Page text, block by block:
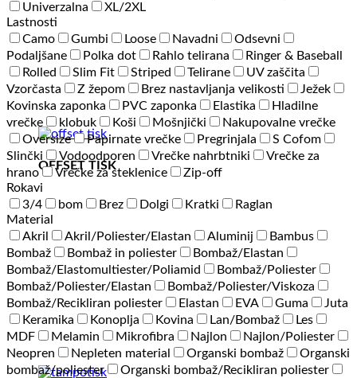
OFFSET TISK
Univerzalna
XL/2XL
Lastnosti
Camo
Gumbi Loose Navadni
Odsevni
Podaljšane
Polka dot Rahlo telirana
Ringer & Baseball
Rolled
Slim Fit Striped Telirane
UV zaščita
Vzorčasta
Z žepom Brez nastavljanja velikosti
Ježek
Kovinska zaponka
PVC zaponka Elastika
Hladilne
vrečke
klobuk Koši Mošnjički
Nakupovalne vrečke
Oversize
Papirnate vrečke Pregrinjala
S Cofom
Slinčki
Vodoodporen Vrečke nahrbtniki
Vrečke za
hrano
Vrečke za steklenice
Zip-off
Rokavi
3/4
bom Brez Dolgi Kratki
Raglan
Material
Akril
Akril/Poliester/Elastan Aluminij
Bambus
Bombaž
Bombaž in poliester
Bombaž/Elastan
Bombaž/Elastomultiester/Poliamid
Bombaž/Poliester
Bombaž/Poliester/Elastan
Bombaž/Poliester/Viskoza
Bombaž/Recikliran poliester
Elastan EVA Guma
Juta
Keramika
Konoplja Kovina Lan/Bombaž
Les
MDF
Melamin Mikrofibra Najlon
Najlon/Poliester
Neopren
Nepleten material Organski bombaž
Organski
bombaž/poliester
Organski bombaž/Recikliran poliester